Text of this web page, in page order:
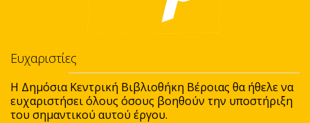
Ευχαριστίες
H Δημόσια Κεντρική Βιβλιοθήκη Βέροιας θα ήθελε να
ευχαριστήσει όλους όσους βοηθούν την υποστήριξη
του σημαντικού αυτού έργου.